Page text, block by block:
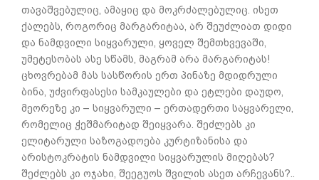
თავაშვებულიც, ამაყიც და მოკრძალებულიც. ისეთ
ქალებს, როგორიც მარგარიტაა, არ შეუძლიათ დიდი
და ნამდვილი სიყვარული, ყოველ შემთხვევაში,
უმეტესობას ასე სწამს, მაგრამ არა მარგარიტას!
ცხოვრებამ მას სასწორის ერთ პინაზე მდიდრული
ბინა, უძვირფასესი სამკაულები და ეტლები დაუდო,
მეორეზე კი – სიყვარული – ერთადერთი საყვარელი,
რომელიც ჭეშმარიტად შეიყვარა. შეძლებს კი
ელიტარული საზოგადოება კურტიზანისა და
არისტოკრატის ნამდვილი სიყვარულის მიღებას?
შეძლებს კი ოჯახი, შეეგუოს შვილის ასეთ არჩევანს?..